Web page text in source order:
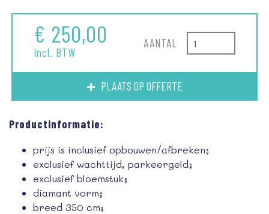
€ 250,00
Incl. BTW
AANTAL
PLAATS OP OFFERTE
Productinformatie:
prijs is inclusief opbouwen/afbreken;
exclusief wachttijd, parkeergeld;
exclusief bloemstuk;
diamant vorm;
breed 350 cm;